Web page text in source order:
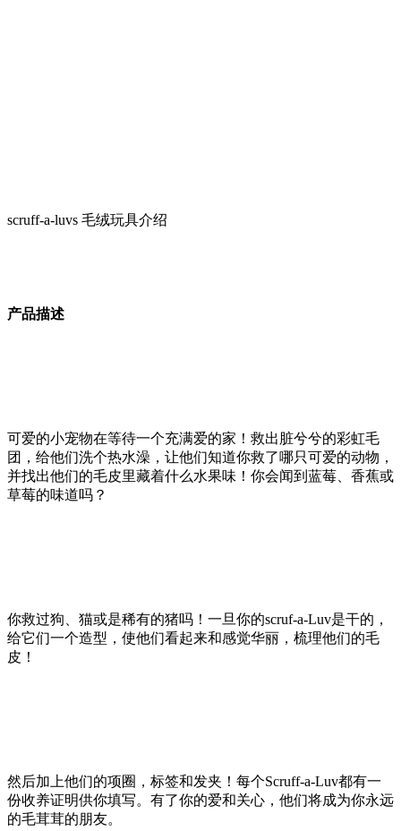
scruff-a-luvs 毛绒玩具介绍
产品描述
可爱的小宠物在等待一个充满爱的家！救出脏兮兮的彩虹毛
团，给他们洗个热水澡，让他们知道你救了哪只可爱的动物，
并找出他们的毛皮里藏着什么水果味！你会闻到蓝莓、香蕉或
草莓的味道吗？
你救过狗、猫或是稀有的猪吗！一旦你的scruf-a-Luv是干的，
给它们一个造型，使他们看起来和感觉华丽，梳理他们的毛
皮！
然后加上他们的项圈，标签和发夹！每个Scruff-a-Luv都有一
份收养证明供你填写。有了你的爱和关心，他们将成为你永远
的毛茸茸的朋友。